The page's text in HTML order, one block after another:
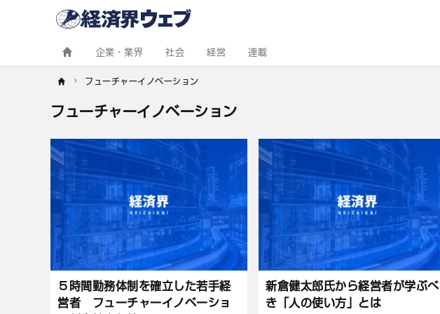
企業・業界 社会 経営 連載
フューチャーイノベーション
フューチャーイノベーション
事
一
覧
５時間勤務体制を確立した若手経
営者 フューチャーイノベーショ
新倉健太郎氏から経営者が学ぶべ
き「人の使い方」とは